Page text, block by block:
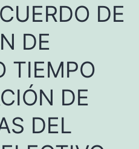
DE
DE
TIEMPO
DE
DEL